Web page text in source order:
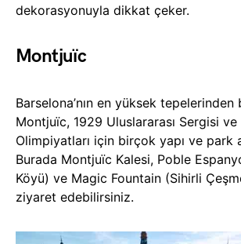
dekorasyonuyla dikkat çeker.
Montjuïc
Barselona’nın en yüksek tepelerinden
Montjuïc, 1929 Uluslararası Sergisi ve
Olimpiyatları için birçok yapı ve park
Burada Montjuïc Kalesi, Poble
Köyü) ve Magic Fountain (Sihirli
ziyaret edebilirsiniz.